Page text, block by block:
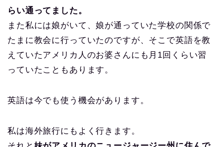
らい通ってました。
また私には娘がいて、娘が通っていた学校の関係で
たまに教会に行っていたのですが、そこで英語を教
えていたアメリカ人のお婆さんにも月1回くらい習
っていたこともあります。
英語は今でも使う機会があります。
私は海外旅行にもよく行きます。